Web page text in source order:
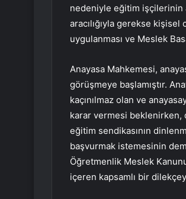
nedeniyle eğitim işçilerinin
aracılığıyla gerekse kişisel
uygulanması ve Meslek
Anayasa Mahkemesi,
görüşmeye başlamıştır.
kaçınılmaz olan ve
karar vermesi beklenirken,
eğitim sendikasının
başvurmak istemesinin
Öğretmenlik Meslek
içeren kapsamlı bir